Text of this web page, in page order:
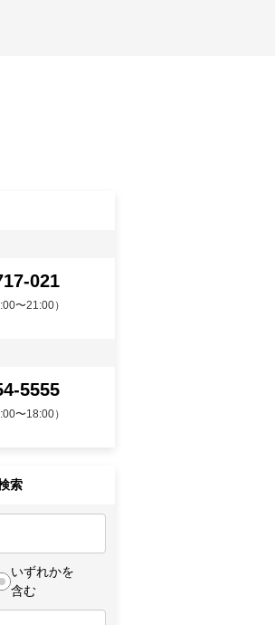
021
〜21:00）
5555
〜18:00）
索
いずれかを
含む